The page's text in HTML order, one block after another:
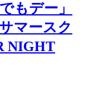
もデー」
マースク
NIGHT